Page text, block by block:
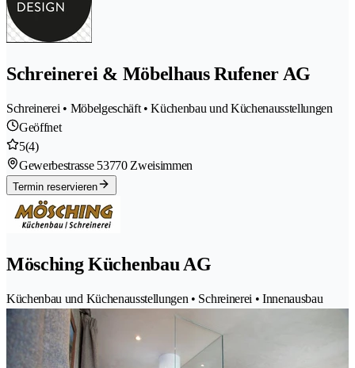
Schreinerei & Möbelhaus Rufener AG
Schreinerei • Möbelgeschäft • Küchenbau und Küchenausstellungen
Geöffnet
5(4)
Gewerbestrasse 53770 Zweisimmen
Termin reservieren
Mösching Küchenbau AG
Küchenbau und Küchenausstellungen • Schreinerei • Innenausbau